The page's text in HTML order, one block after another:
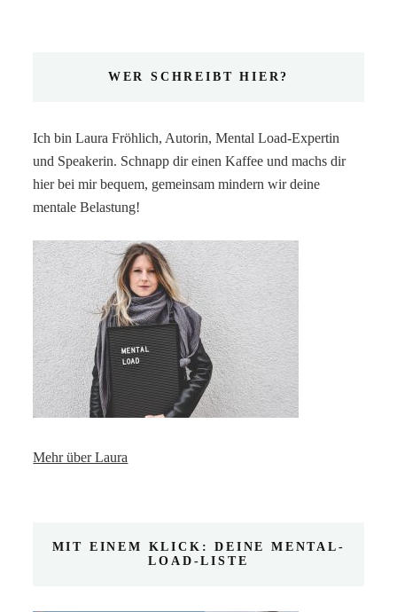
WER SCHREIBT HIER?
Ich bin Laura Fröhlich, Autorin, Mental Load-Expertin
und Speakerin. Schnapp dir einen Kaffee und machs dir
hier bei mir bequem, gemeinsam mindern wir deine
mentale Belastung!
Mehr über Laura
MIT EINEM KLICK: DEINE MENTAL-
LOAD-LISTE